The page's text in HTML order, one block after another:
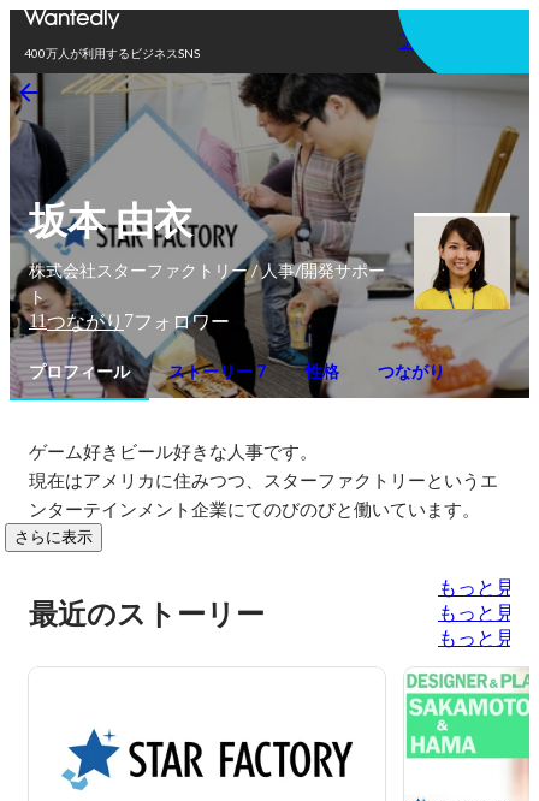
400万人が利用するビジネスSNS
アプリを使う
坂本 由衣
株式会社スターファクトリー / 人事/開発サポー
ト
11つながり 7フォロワー
プロフィール ストーリー 7 性格 つながり
ゲーム好きビール好きな人事です。
現在はアメリカに住みつつ、スターファクトリーというエ
ンターテインメント企業にてのびのびと働いています。
さらに表示
最近のストーリー
もっと見る
もっと見る
もっと見る